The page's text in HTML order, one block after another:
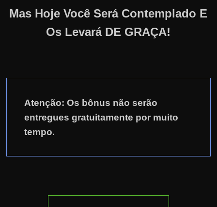
Mas Hoje Você Será Contemplado E
Os Levará DE GRAÇA!
Atenção: Os bônus não serão
entregues gratuitamente por muito
tempo.